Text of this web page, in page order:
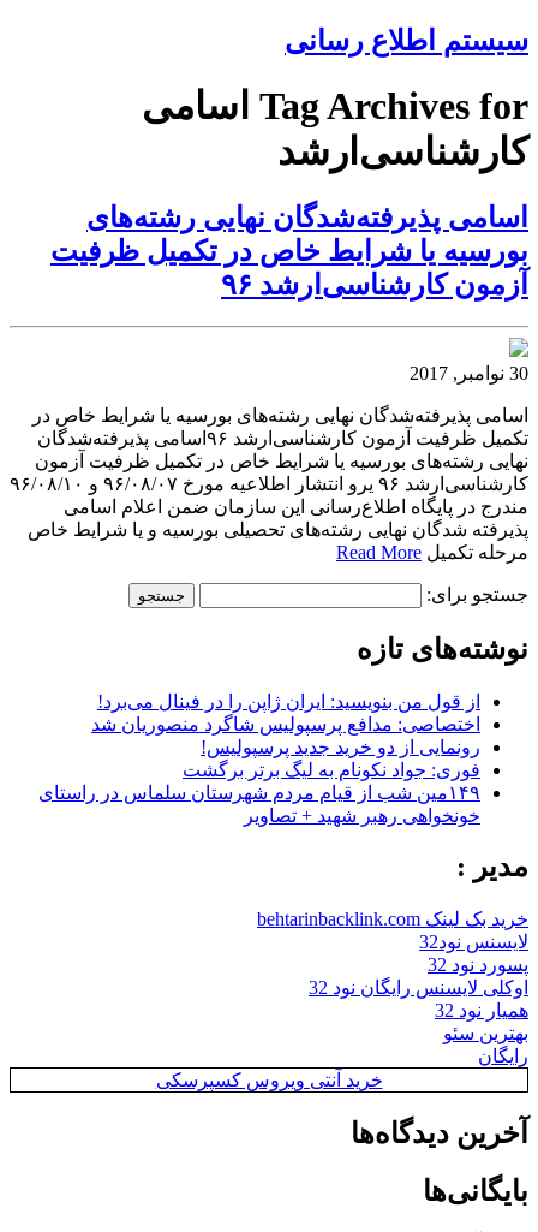
سیستم اطلاع رسانی
Tag Archives for اسامی
کارشناسی‌ارشد
اسامی پذیرفته‌شدگان نهایی رشته‌های
بورسیه یا شرایط خاص در تکمیل ظرفیت
آزمون کارشناسی‌ارشد ۹۶
30 نوامبر, 2017
اسامی پذیرفته‌شدگان نهایی رشته‌های بورسیه یا شرایط خاص در
تکمیل ظرفیت آزمون کارشناسی‌ارشد ۹۶اسامی پذیرفته‌شدگان
نهایی رشته‌های بورسیه یا شرایط خاص در تکمیل ظرفیت آزمون
کارشناسی‌ارشد ۹۶ یرو انتشار اطلاعیه مورخ ۹۶/۰۸/۰۷ و ۹۶/۰۸/۱۰
مندرج در پایگاه اطلاع‌رسانی این سازمان ضمن اعلام اسامی
پذیرفته شدگان نهایی رشته‌های تحصیلی بورسیه و یا شرایط خاص
مرحله تکمیل Read More
جستجو برای:
نوشته‌های تازه
از قول من بنویسید: ایران ژاپن را در فینال می‌برد!
اختصاصی: مدافع پرسپولیس شاگرد منصوریان شد
رونمایی از دو خرید جدید پرسپولیس!
فوری: جواد نکونام به لیگ برتر برگشت
۱۴۹مین شب از قیام مردم شهرستان سلماس در راستای
خونخواهی رهبر شهید + تصاویر
مدیر :
خرید بک لینک behtarinbacklink.com
لایسنس نود32
پسورد نود 32
اوکلی لایسنس رایگان نود 32
همیار نود 32
بهترین سئو
رایگان
خرید آنتی ویروس کسپرسکی
آخرین دیدگاه‌ها
بایگانی‌ها